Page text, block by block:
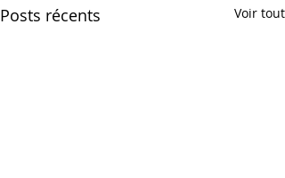
Posts récents Voir tout